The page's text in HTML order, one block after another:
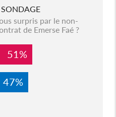
SONDAGE
surpris par le non-
de Emerse Faé ?
51%
47%